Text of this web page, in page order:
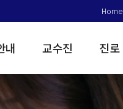
Home
내 교수진 진로